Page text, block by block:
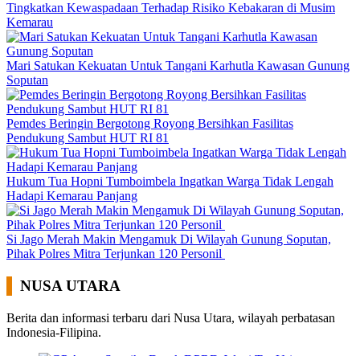
Tingkatkan Kewaspadaan Terhadap Risiko Kebakaran di Musim
Kemarau
Mari Satukan Kekuatan Untuk Tangani Karhutla Kawasan Gunung
Soputan
Pemdes Beringin Bergotong Royong Bersihkan Fasilitas
Pendukung Sambut HUT RI 81
Hukum Tua Hopni Tumboimbela Ingatkan Warga Tidak Lengah
Hadapi Kemarau Panjang
Si Jago Merah Makin Mengamuk Di Wilayah Gunung Soputan,
Pihak Polres Mitra Terjunkan 120 Personil
NUSA UTARA
Berita dan informasi terbaru dari Nusa Utara, wilayah perbatasan
Indonesia-Filipina.